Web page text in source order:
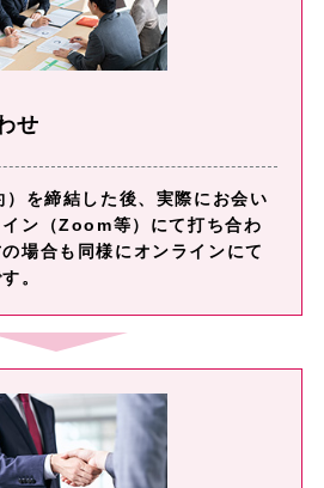
せ
を締結した後、実際にお会い
ン（Zoom等）にて打ち合わ
場合も同様にオンラインにて
。